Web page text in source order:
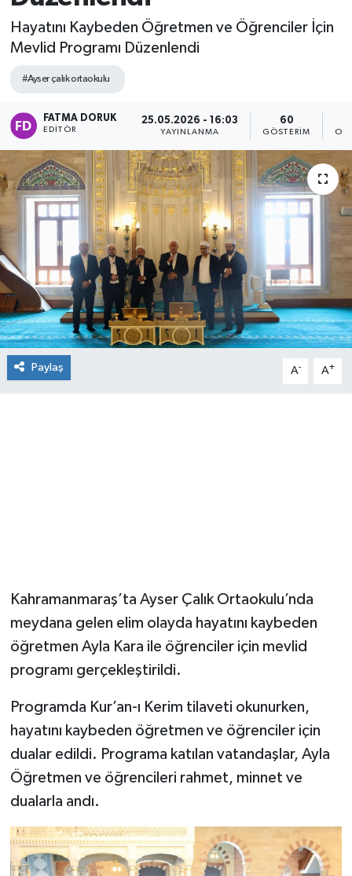
Hayatını Kaybeden Öğretmen ve Öğrenciler İçin
Mevlid Programı Düzenlendi
#Ayser çalık ortaokulu
FATMA DORUK
EDITÖR
25.05.2026 - 16:03
YAYINLANMA
60
GÖSTERIM
Paylaş A- A+
Kahramanmaraş’ta Ayser Çalık Ortaokulu’nda
meydana gelen elim olayda hayatını kaybeden
öğretmen Ayla Kara ile öğrenciler için mevlid
programı gerçekleştirildi.
Programda Kur’an-ı Kerim tilaveti okunurken,
hayatını kaybeden öğretmen ve öğrenciler için
dualar edildi. Programa katılan vatandaşlar, Ayla
Öğretmen ve öğrencileri rahmet, minnet ve
dualarla andı.